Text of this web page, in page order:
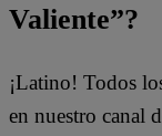
Valiente”?
¡Latino! Todos
en nuestro canal